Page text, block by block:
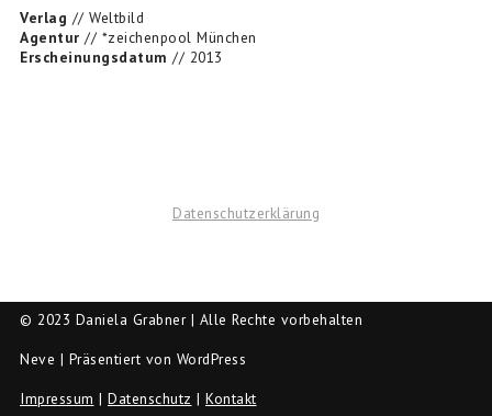
Verlag // Weltbild
Agentur // *zeichenpool München
Erscheinungsdatum // 2013
Datenschutzerklärung
© 2023 Daniela Grabner | Alle Rechte vorbehalten
Neve | Präsentiert von WordPress
Impressum | Datenschutz | Kontakt